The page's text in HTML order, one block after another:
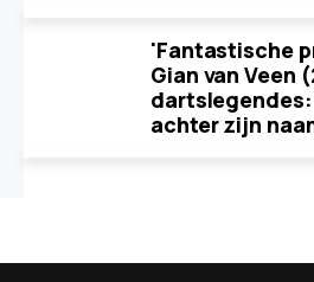
'Fantastische
Gian van Veen
achter zijn